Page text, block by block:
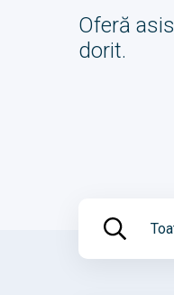
Oferă
dorit.